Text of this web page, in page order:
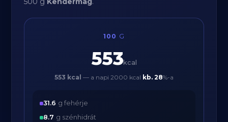
100 G
553kcal
553 kcal — a napi 2000 kcal kb. 28%-a
31.6 g fehérje
8.7 g szénhidrát